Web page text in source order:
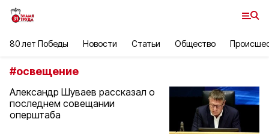
80 лет Победы Новости Статьи Общество
#освещение
Александр Шуваев рассказал о
последнем совещании
оперштаба